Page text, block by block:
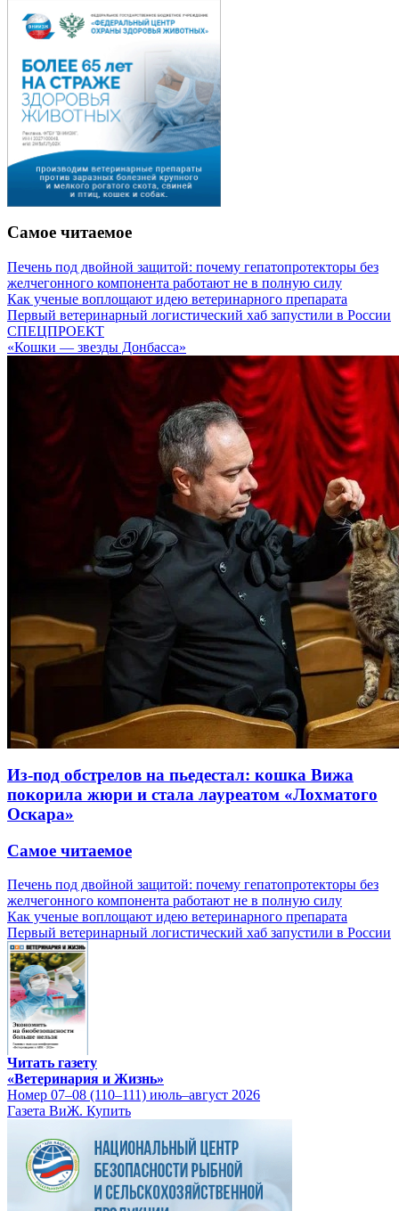
Самое читаемое
Печень под двойной защитой: почему гепатопротекторы без
желчегонного компонента работают не в полную силу
Как ученые воплощают идею ветеринарного препарата
Первый ветеринарный логистический хаб запустили в России
СПЕЦПРОЕКТ
«Кошки — звезды Донбасса»
Из-под обстрелов на пьедестал: кошка Вижа
покорила жюри и стала лауреатом «Лохматого
Оскара»
Самое читаемое
Печень под двойной защитой: почему гепатопротекторы без
желчегонного компонента работают не в полную силу
Как ученые воплощают идею ветеринарного препарата
Первый ветеринарный логистический хаб запустили в России
Читать газету
«Ветеринария и Жизнь»
Номер 07–08 (110–111) июль–август 2026
Газета ВиЖ. Купить